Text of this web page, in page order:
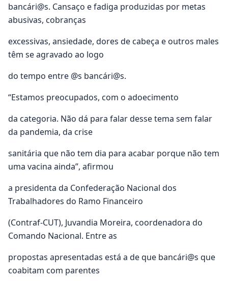
bancári@s. Cansaço e fadiga produzidas por metas
abusivas, cobranças
excessivas, ansiedade, dores de cabeça e outros males
têm se agravado ao logo
do tempo entre @s bancári@s.
“Estamos preocupados, com o adoecimento
da categoria. Não dá para falar desse tema sem falar
da pandemia, da crise
sanitária que não tem dia para acabar porque não tem
uma vacina ainda”, afirmou
a presidenta da Confederação Nacional dos
Trabalhadores do Ramo Financeiro
(Contraf-CUT), Juvandia Moreira, coordenadora do
Comando Nacional. Entre as
propostas apresentadas está a de que bancári@s que
coabitam com parentes